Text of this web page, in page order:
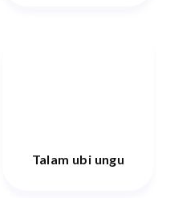
Talam ubi ungu